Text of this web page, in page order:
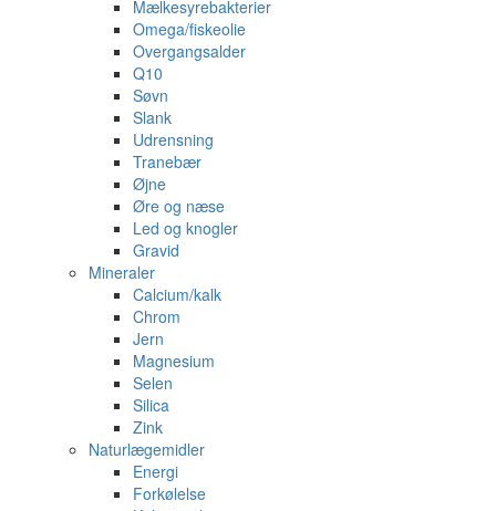
Mælkesyrebakterier
Omega/fiskeolie
Overgangsalder
Q10
Søvn
Slank
Udrensning
Tranebær
Øjne
Øre og næse
Led og knogler
Gravid
Mineraler
Calcium/kalk
Chrom
Jern
Magnesium
Selen
Silica
Zink
Naturlægemidler
Energi
Forkølelse